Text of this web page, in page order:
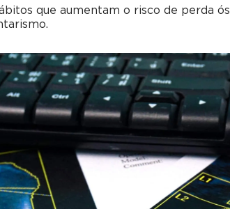
que aumentam o risco de perda